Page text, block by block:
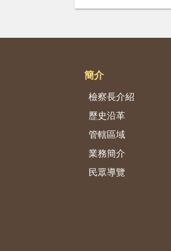
簡介
檢察長介紹
歷史沿革
管轄區域
業務簡介
民眾導覽